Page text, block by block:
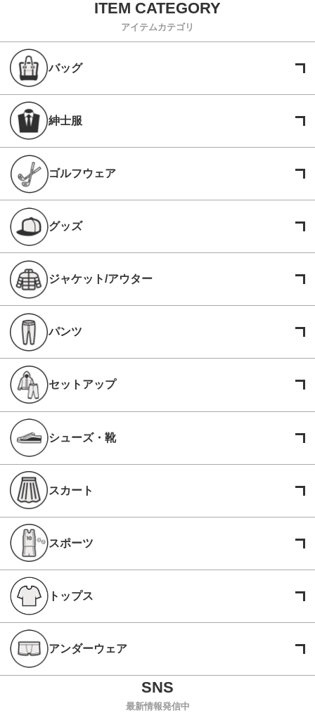
アイテムカテゴリ
バッグ
紳士服
ゴルフウェア
グッズ
ジャケット/アウター
パンツ
セットアップ
シューズ・靴
スカート
スポーツ
トップス
アンダーウェア
最新情報発信中